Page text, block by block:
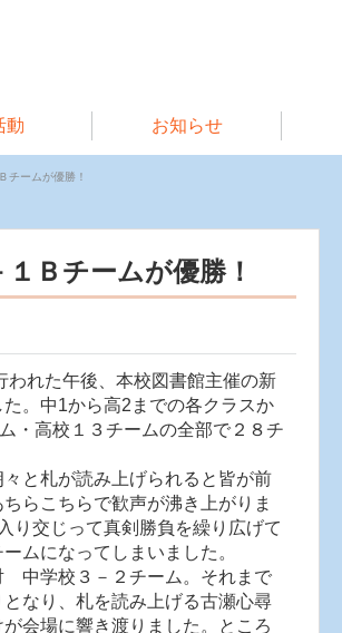
動 お知らせ
チームが優勝！
Ｂチームが優勝！
れた午後、本校図書館主催の新
。中1から高2までの各クラスか
・高校１３チームの全部で２８チ
と札が読み上げられると皆が前
らこちらで歓声が沸き上がりま
り交じって真剣勝負を繰り広げて
ムになってしまいました。
学校３－２チーム。それまで
なり、札を読み上げる古瀬心尋
会場に響き渡りました。ところ